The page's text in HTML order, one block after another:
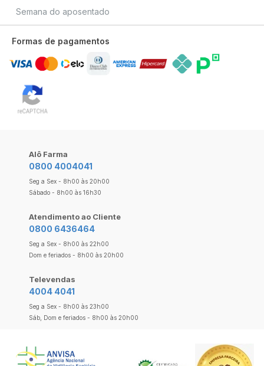
Semana do aposentado
Formas de pagamentos
Alô Farma
0800 4004041
Seg a Sex - 8h00 às 20h00
Sábado - 8h00 às 16h30
Atendimento ao Cliente
0800 6436464
Seg a Sex - 8h00 às 22h00
Dom e feriados - 8h00 às 20h00
Televendas
4004 4041
Seg a Sex - 8h00 às 23h00
Sáb, Dom e feriados - 8h00 às 20h00